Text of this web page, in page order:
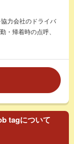
力会社のドライバ
・帰着時の点呼、
tagについて